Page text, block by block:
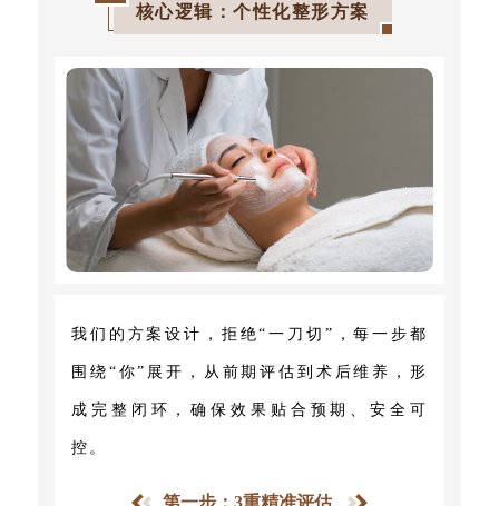
核心逻辑：个性化整形方案
我们的方案设计，拒绝“一刀切”，每一步都
围绕“你”展开，从前期评估到术后维养，形
成完整闭环，确保效果贴合预期、安全可
控。